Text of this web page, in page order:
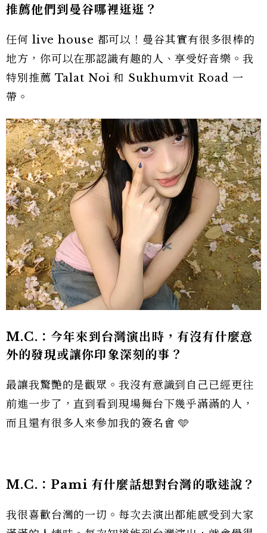
推薦他們到曼谷哪裡逛逛？
任何 live house 都可以！曼谷其實有很多很棒的
地方，你可以在那認識有趣的人、享受好音樂。我
特別推薦 Talat Noi 和 Sukhumvit Road 一
帶。
M.C.： 今年來到台灣演出時，有沒有什麼意
外的發現或讓你印象深刻的事？
最讓我驚艷的是觀眾。我沒有意識到自己已經更往
前進一步了，直到看到現場舞台下幾乎滿滿的人，
而且還有很多人來參加我的簽名會 🩵
M.C.： Pami 有什麼話想對台灣的歌迷說？
我很喜歡台灣的一切。每次去演出都能感受到大家